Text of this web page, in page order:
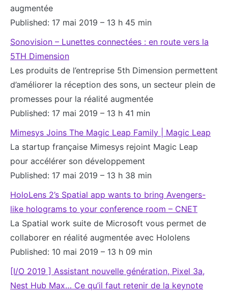
augmentée
Published: 17 mai 2019 – 13 h 45 min
Sonovision – Lunettes connectées : en route vers la
5TH Dimension
Les produits de l’entreprise 5th Dimension permettent
d’améliorer la réception des sons, un secteur plein de
promesses pour la réalité augmentée
Published: 17 mai 2019 – 13 h 41 min
Mimesys Joins The Magic Leap Family | Magic Leap
La startup française Mimesys rejoint Magic Leap
pour accélérer son développement
Published: 17 mai 2019 – 13 h 38 min
HoloLens 2’s Spatial app wants to bring Avengers-
like holograms to your conference room – CNET
La Spatial work suite de Microsoft vous permet de
collaborer en réalité augmentée avec Hololens
Published: 10 mai 2019 – 13 h 09 min
[I/O 2019 ] Assistant nouvelle génération, Pixel 3a,
Nest Hub Max… Ce qu’il faut retenir de la keynote